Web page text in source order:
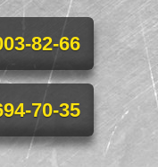
82-66
70-35